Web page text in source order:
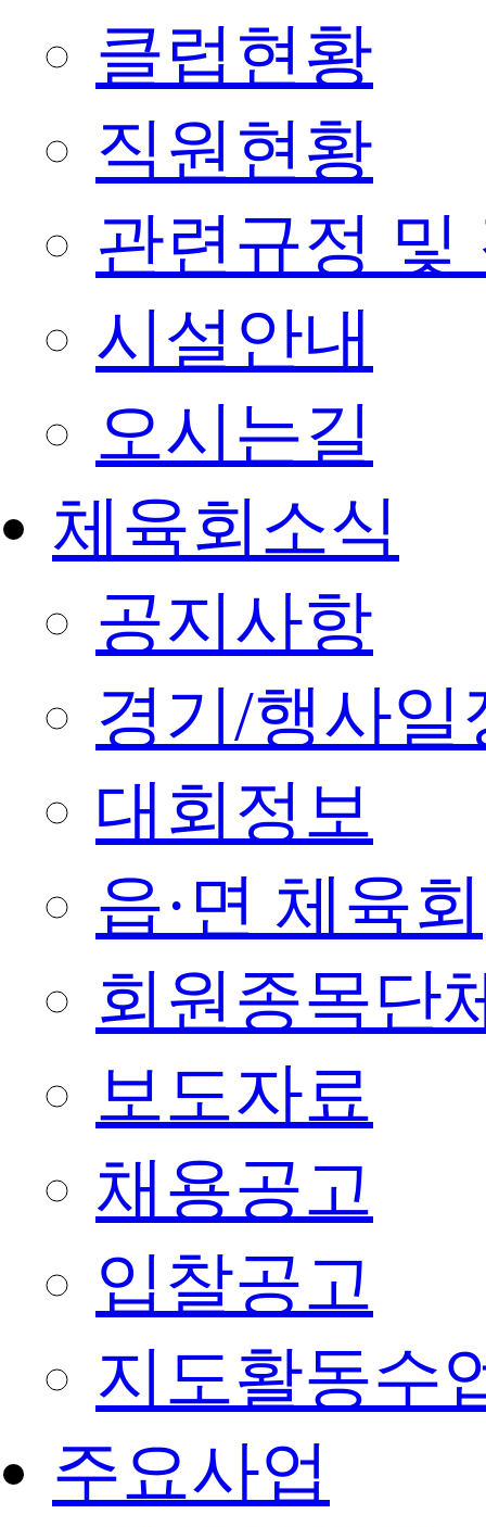
클럽현황
직원현황
관련규정 및
시설안내
오시는길
체육회소식
공지사항
경기/행사일
대회정보
읍·면 체육회
회원종목단
보도자료
채용공고
입찰공고
지도활동수
주요사업